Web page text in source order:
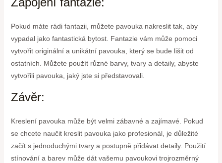
Pokud máte rádi fantazii, můžete pavouka nakreslit tak, aby
vypadal jako fantastická bytost. Fantazie vám může pomoci
vytvořit originální a unikátní pavouka, který se bude lišit od
ostatních. Můžete použít různé barvy, tvary a detaily, abyste
vytvořili pavouka, jaký jste si představovali.
Závěr:
Kreslení pavouka může být velmi zábavné a zajímavé. Pokud
se chcete naučit kreslit pavouka jako profesionál, je důležité
začít s jednoduchými tvary a postupně přidávat detaily. Použití
stínování a barev může dát vašemu pavoukovi trojrozměrný